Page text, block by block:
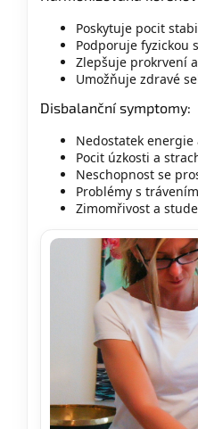
Poskytuje pocit
Podporuje fyzickou
Zlepšuje prokrvení
Umožňuje zdravé
Disbalanční symptomy:
Nedostatek energie
Pocit úzkosti a
Neschopnost se
Problémy s
Zimomřivost a